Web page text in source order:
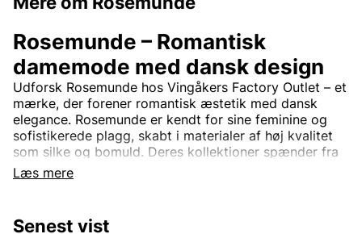
Læs mere
Rosemunde – Romantisk
damemode med dansk design
Udforsk Rosemunde hos Vingåkers Factory Outlet – et
mærke, der forener romantisk æstetik med dansk
elegance. Rosemunde er kendt for sine feminine og
sofistikerede plagg, skabt i materialer af høj kvalitet
som silke og bomuld. Deres kollektioner spænder fra
smukke toppe med blonde detaljer og bløde
cardigans til tidløse kjoler og stilrene basisplagg.
kvinder, der søger en balance mellem komfort og stil.
Senest vist